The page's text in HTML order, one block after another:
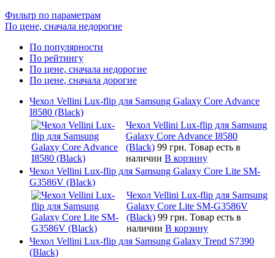
Фильтр по параметрам
По цене, сначала недорогие
По популярности
По рейтингу
По цене, сначала недорогие
По цене, сначала дорогие
Чехол Vellini Lux-flip для Samsung Galaxy Core Advance
I8580 (Black)
Чехол Vellini Lux-flip для Samsung
Galaxy Core Advance I8580
(Black) 99 грн. Товар есть в
наличии В корзину
Чехол Vellini Lux-flip для Samsung Galaxy Core Lite SM-
G3586V (Black)
Чехол Vellini Lux-flip для Samsung
Galaxy Core Lite SM-G3586V
(Black) 99 грн. Товар есть в
наличии В корзину
Чехол Vellini Lux-flip для Samsung Galaxy Trend S7390
(Black)